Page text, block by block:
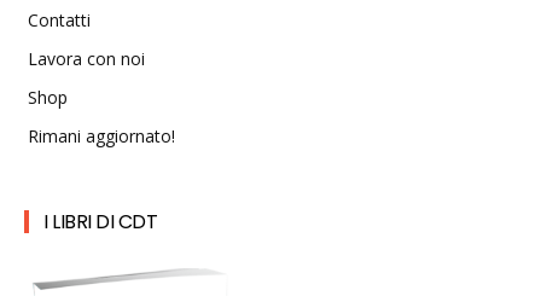
Contatti
Lavora con noi
Shop
Rimani aggiornato!
I LIBRI DI CDT